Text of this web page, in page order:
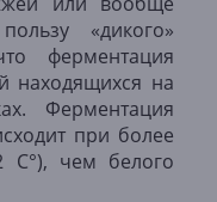
«дикого»
ферментация
находящихся на
Ферментация
при более
С°), чем белого